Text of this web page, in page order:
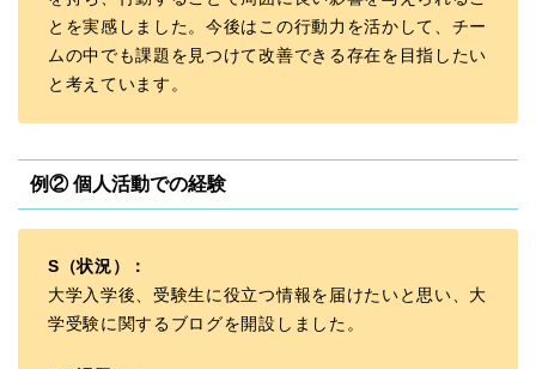
とを実感しました。今後はこの行動力を活かして、チー
ムの中でも課題を見つけて改善できる存在を目指したい
と考えています。
例② 個人活動での経験
S（状況）：
大学入学後、受験生に役立つ情報を届けたいと思い、大
学受験に関するブログを開設しました。